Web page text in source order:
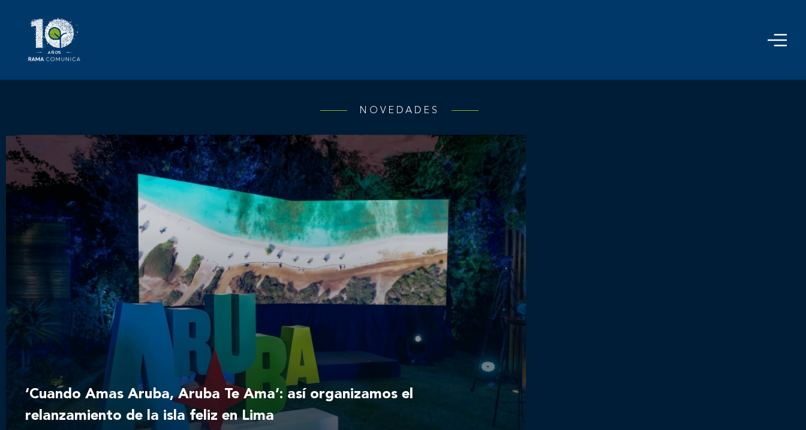
NOVEDADES
‘Cuando Amas Aruba, Aruba Te Ama’: así organizamos el
relanzamiento de la isla feliz en Lima